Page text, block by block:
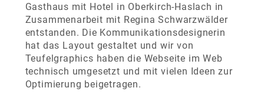
Gasthaus mit Hotel in Oberkirch-Haslach in
Zusammenarbeit mit Regina Schwarzwälder
entstanden. Die Kommunikationsdesignerin
hat das Layout gestaltet und wir von
Teufelgraphics haben die Webseite im Web
technisch umgesetzt und mit vielen Ideen zur
Optimierung beigetragen.